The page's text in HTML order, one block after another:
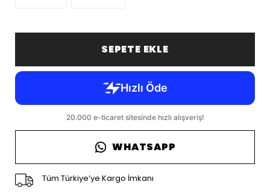
SEPETE EKLE
WHATSAPP
Tüm Türkiye’ye Kargo İmkanı